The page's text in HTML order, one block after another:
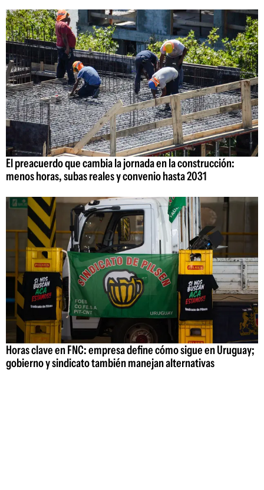
El preacuerdo que cambia la jornada en la construcción:
menos horas, subas reales y convenio hasta 2031
Horas clave en FNC: empresa define cómo sigue en Uruguay;
gobierno y sindicato también manejan alternativas